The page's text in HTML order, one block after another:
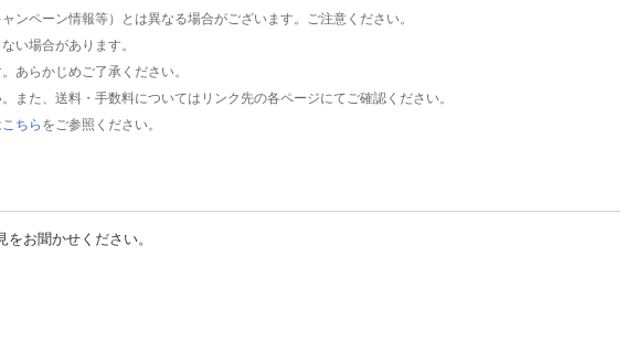
ペーン情報等）とは異なる場合がございます。ご注意ください。
い場合があります。
あらかじめご了承ください。
た、送料・手数料についてはリンク先の各ページにてご確認ください。
こちら をご参照ください。
お聞かせください。